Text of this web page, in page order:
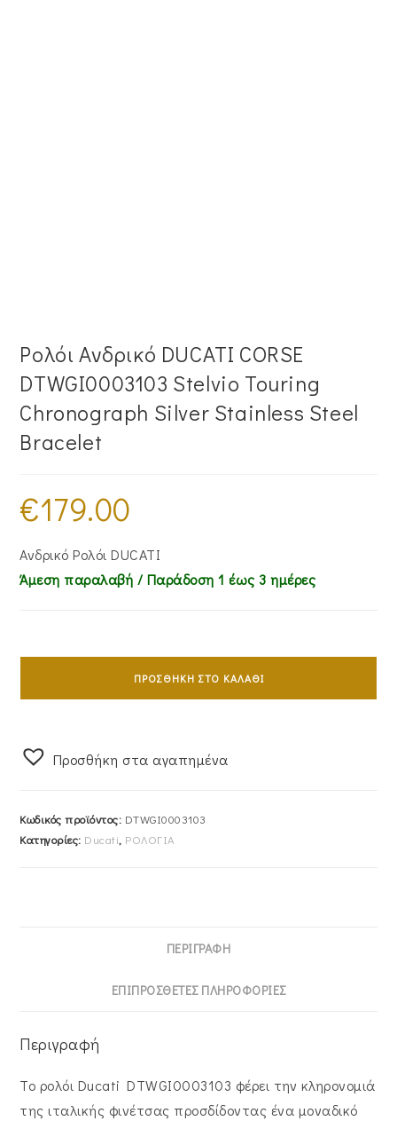
Ρολόι Ανδρικό DUCATI CORSE
DTWGI0003103 Stelvio Touring
Chronograph Silver Stainless Steel
Bracelet
€179.00
Ανδρικό Ρολόι DUCATI
Άμεση παραλαβή / Παράδoση 1 έως 3 ημέρες
Ρολόι
DUCATI
Stelvio
ΠΡΟΣΘΉΚΗ ΣΤΟ ΚΑΛΆΘΙ
Προσθήκη στα αγαπημένα
Κωδικός προϊόντος: DTWGI0003103
Κατηγορίες: Ducati, ΡΟΛΟΓΙΑ
ΠΕΡΙΓΡΑΦΉ
ΕΠΙΠΡΌΣΘΕΤΕΣ ΠΛΗΡΟΦΟΡΊΕΣ
Περιγραφή
Το ρολόι Ducati DTWGI0003103 φέρει την κληρονομιά
της ιταλικής φινέτσας προσδίδοντας ένα μοναδικό